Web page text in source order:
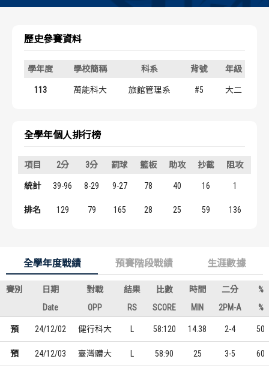
歷屆冠軍
歷屆冠軍
歷史參賽資料
學年度 學校簡稱 科系 背號 年級
113 萬能科大 旅館管理系 #5 大二
全學年個人排行榜
項目 2分 3分 罰球 籃板 助攻 抄截 阻攻
統計 39-96 8-29 9-27 78 40 16 1
排名 129 79 165 28 25 59 136
全學年度戰績 預賽階段戰績 生涯數據
賽別 日期 對戰 結果 比數 時間 二分
%
Date
OPP RS SCORE MIN 2PM-A %
預 24/12/02 健行科大 58:120 14.38 2-4 50
預 24/12/03 臺灣體大 58:90 25 3-5 60